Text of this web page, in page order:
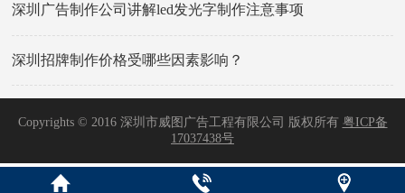
深圳广告制作公司讲解led发光字制作注意事项
深圳招牌制作价格受哪些因素影响？
Copyrights © 2016 深圳市威图广告工程有限公司 版权所有 粤ICP备
17037438号